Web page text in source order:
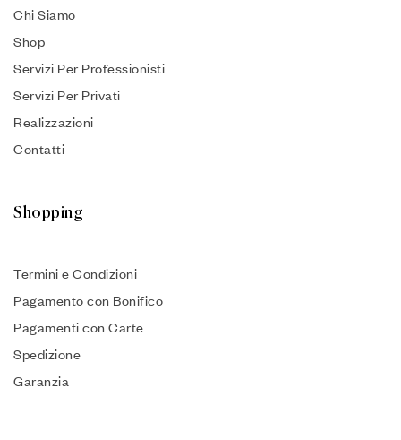
Chi Siamo
Shop
Servizi Per Professionisti
Servizi Per Privati
Realizzazioni
Contatti
Shopping
Termini e Condizioni
Pagamento con Bonifico
Pagamenti con Carte
Spedizione
Garanzia